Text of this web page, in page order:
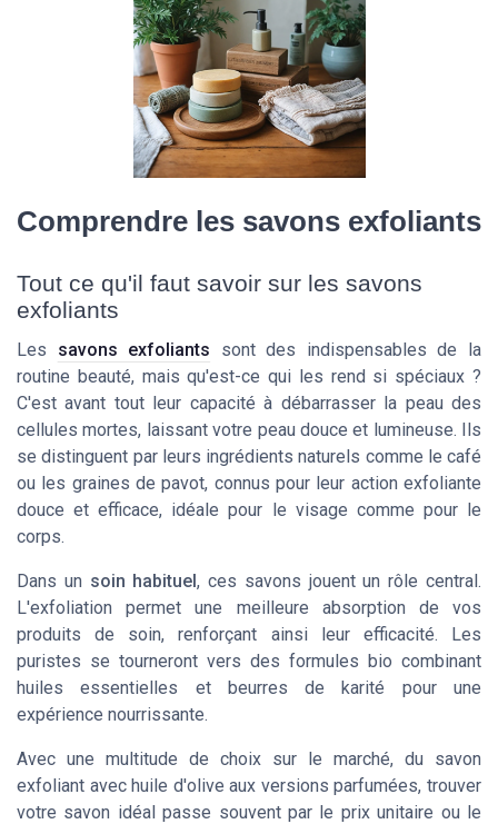
Comprendre les savons exfoliants
Tout ce qu'il faut savoir sur les savons
exfoliants
Les savons exfoliants sont des indispensables de la
routine beauté, mais qu'est-ce qui les rend si spéciaux ?
C'est avant tout leur capacité à débarrasser la peau des
cellules mortes, laissant votre peau douce et lumineuse. Ils
se distinguent par leurs ingrédients naturels comme le café
ou les graines de pavot, connus pour leur action exfoliante
douce et efficace, idéale pour le visage comme pour le
corps.
Dans un soin habituel, ces savons jouent un rôle central.
L'exfoliation permet une meilleure absorption de vos
produits de soin, renforçant ainsi leur efficacité. Les
puristes se tourneront vers des formules bio combinant
huiles essentielles et beurres de karité pour une
expérience nourrissante.
Avec une multitude de choix sur le marché, du savon
exfoliant avec huile d'olive aux versions parfumées, trouver
votre savon idéal passe souvent par le prix unitaire ou le